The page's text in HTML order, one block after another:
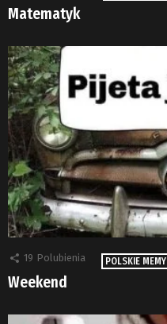
Matematyk
19 Polubienia POLSKIE MEMY
Weekend